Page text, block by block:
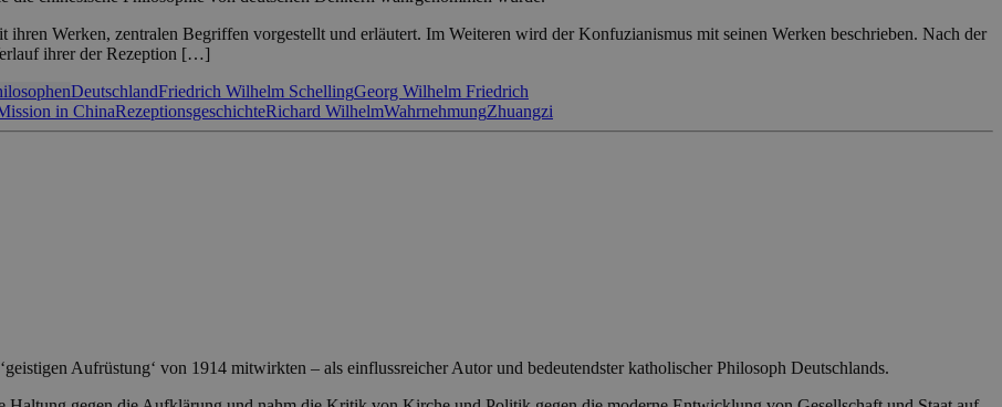
Werken, zentralen Begriffen vorgestellt und erläutert. Im Weiteren wird der Konfuzianismus mit seinen Werken beschrieben. Nach der
ihrer der Rezeption […]
DeutschlandFriedrich Wilhelm SchellingGeorg Wilhelm Friedrich
in ChinaRezeptionsgeschichteRichard WilhelmWahrnehmungZhuangzi
Aufrüstung‘ von 1914 mitwirkten – als einflussreicher Autor und bedeutendster katholischer Philosoph Deutschlands.